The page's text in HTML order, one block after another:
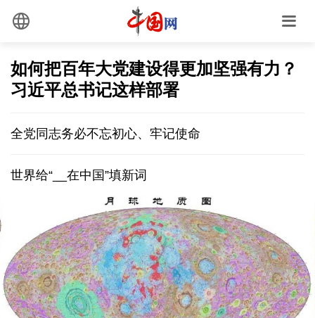
如何把百年大党建设得更加坚强有力？
习近平总书记这样部署
全党同志务必不忘初心、牢记使命
世界给“__在中国”填新词